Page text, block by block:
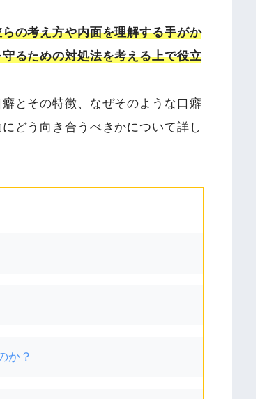
らの考え方や内面を理解する手がか
るための対処法を考える上で役立
とその特徴、なぜそのような口癖
どう向き合うべきかについて詳し
か？